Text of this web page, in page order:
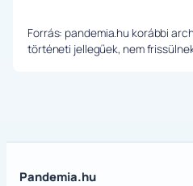
Forrás: pandemia.hu korábbi
történeti jellegűek, nem
Pandemia.hu